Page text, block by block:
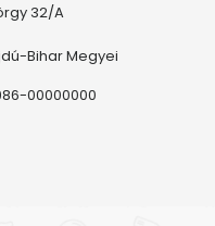
32/A
Bihar Megyei
00000000